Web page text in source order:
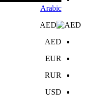
Arabic
AED
AED
EUR
RUR
USD